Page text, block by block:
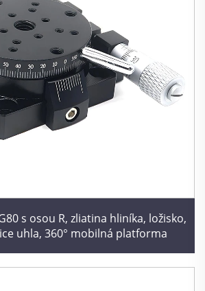
s osou R, zliatina hliníka, ložisko,
uhla, 360° mobilná platforma